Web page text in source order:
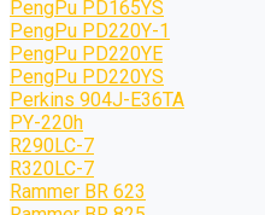
PengPu PD165YS
PengPu PD220Y-1
PengPu PD220YE
PengPu PD220YS
Perkins 904J-E36TA
PY-220h
R290LC-7
R320LC-7
Rammer BR 623